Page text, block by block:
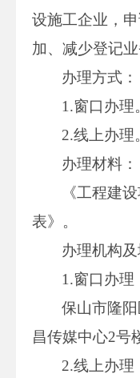
设施工企业，
加、减少登记业
办理方式：
1.窗口办理
2.线上办理
办理材料：
《工程建
表》。
办理机构及
1.窗口办理
保山市隆
昌传媒中心2号
2.线上办理